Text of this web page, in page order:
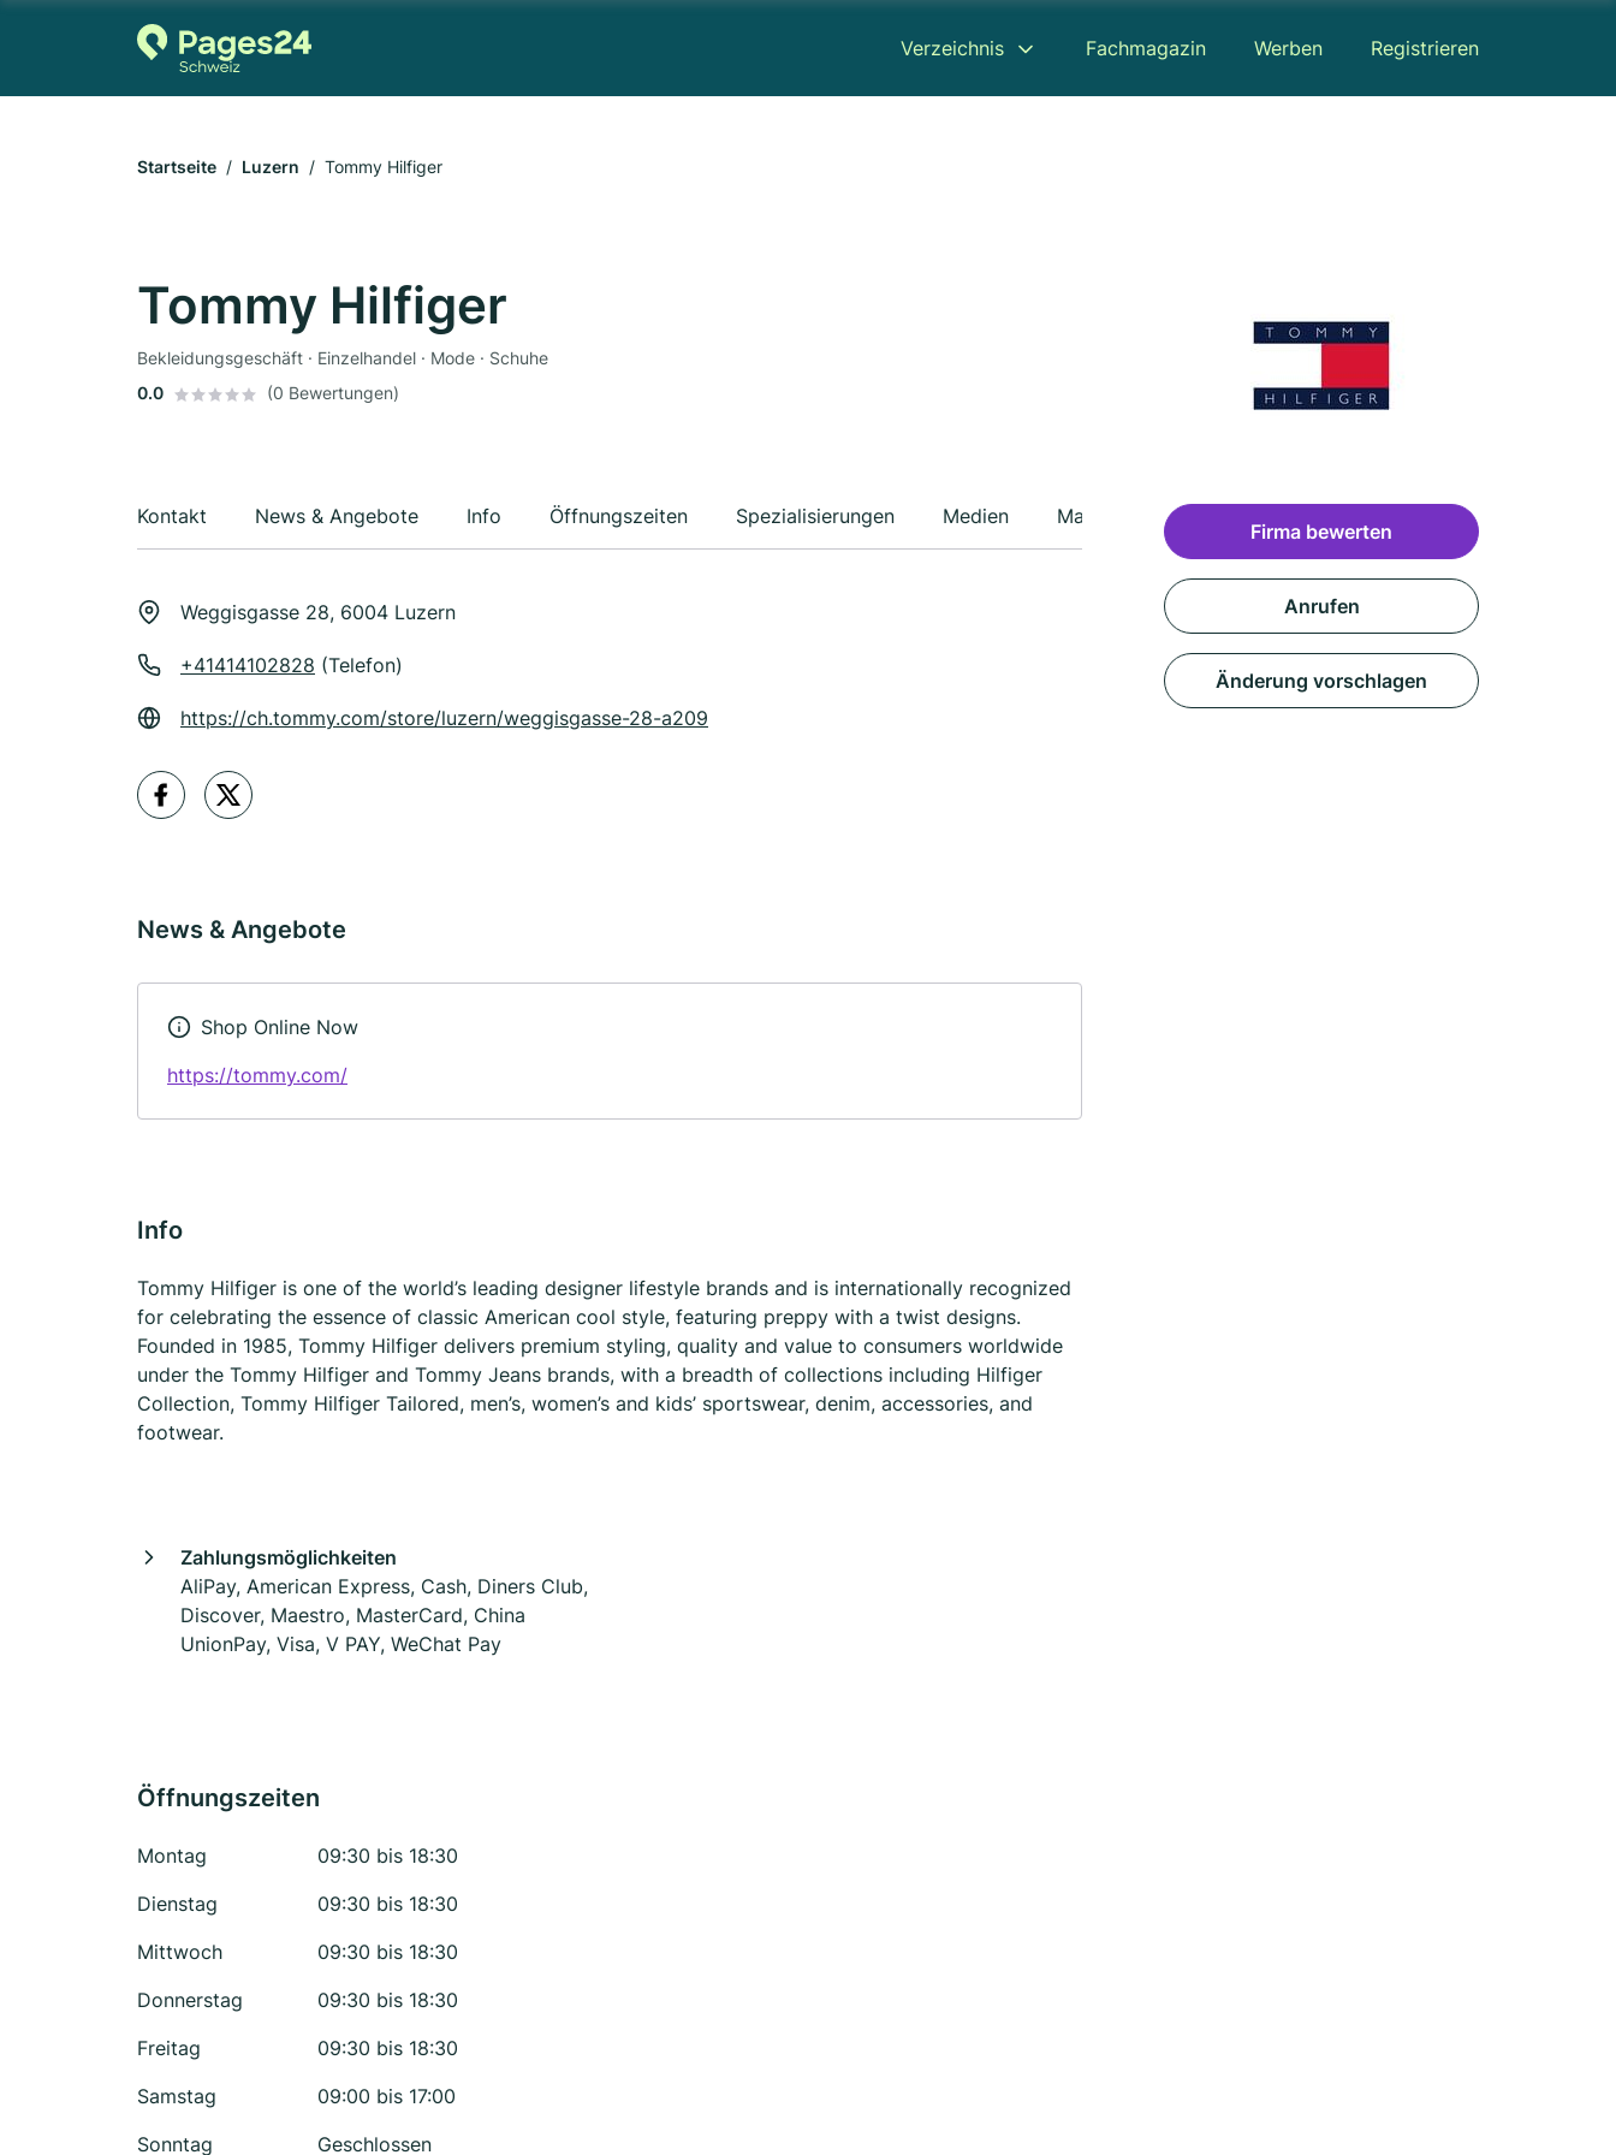
Verzeichnis Fachmagazin Werben Registrieren
Startseite Luzern Tommy Hilfiger
Tommy Hilfiger
Bekleidungsgeschäft · Einzelhandel · Mode · Schuhe
0.0
(0 Bewertungen)
Kontakt News & Angebote Info Öffnungszeiten Spezialisierungen Medien Map Bewertungen
Weggisgasse 28, 6004 Luzern
+41414102828 (Telefon)
https://ch.tommy.com/store/luzern/weggisgasse-28-a209
News & Angebote
Shop Online Now
https://tommy.com/
Info
Tommy Hilfiger is one of the world’s leading designer lifestyle brands and is internationally recognized
for celebrating the essence of classic American cool style, featuring preppy with a twist designs.
Founded in 1985, Tommy Hilfiger delivers premium styling, quality and value to consumers worldwide
under the Tommy Hilfiger and Tommy Jeans brands, with a breadth of collections including Hilfiger
Collection, Tommy Hilfiger Tailored, men’s, women’s and kids’ sportswear, denim, accessories, and
footwear.
Zahlungsmöglichkeiten
AliPay, American Express, Cash, Diners Club,
Discover, Maestro, MasterCard, China
UnionPay, Visa, V PAY, WeChat Pay
Öffnungszeiten
Montag
09:30 bis 18:30
Dienstag
09:30 bis 18:30
Mittwoch
09:30 bis 18:30
Donnerstag
09:30 bis 18:30
Freitag
09:30 bis 18:30
Samstag
09:00 bis 17:00
Sonntag
Geschlossen
Firma bewerten
Anrufen
Änderung vorschlagen